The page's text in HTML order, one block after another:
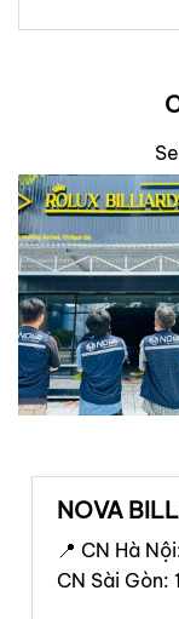
NOVA
📍 CN Hà
CN Sài Gòn: